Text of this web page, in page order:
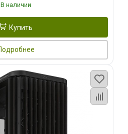
В наличии
Купить